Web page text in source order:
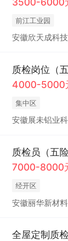
前江工业园
安徽欣天成科
质检岗位（
4000-5000
集中区
安徽展未铝业
质检员（五险
7000-8000
经开区
安徽丽华新材
全屋定制质